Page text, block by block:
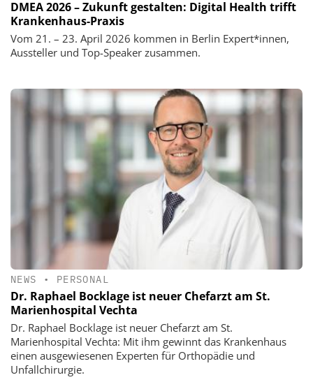
DMEA 2026 – Zukunft gestalten: Digital Health trifft
Krankenhaus-Praxis
Vom 21. – 23. April 2026 kommen in Berlin Expert*innen,
Aussteller und Top-Speaker zusammen.
NEWS • PERSONAL
Dr. Raphael Bocklage ist neuer Chefarzt am St.
Marienhospital Vechta
Dr. Raphael Bocklage ist neuer Chefarzt am St.
Marienhospital Vechta: Mit ihm gewinnt das Krankenhaus
einen ausgewiesenen Experten für Orthopädie und
Unfallchirurgie.